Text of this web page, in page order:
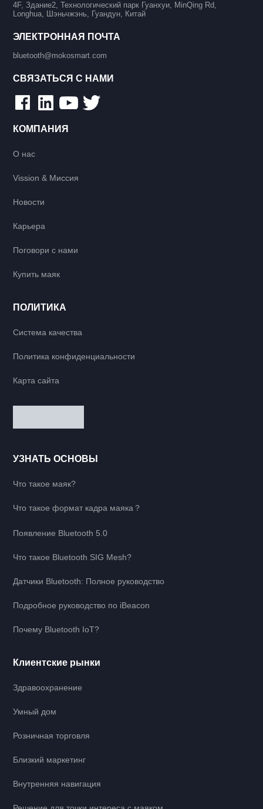
4F, Здание2, Технологический парк Гуанхуи, MinQing Rd,
Longhua, Шэньчжэнь, Гуандун, Китай
ЭЛЕКТРОННАЯ ПОЧТА
bluetooth@mokosmart.com
СВЯЗАТЬСЯ С НАМИ
КОМПАНИЯ
О нас
Vission & Миссия
Новости
Карьера
Поговори с нами
Купить маяк
ПОЛИТИКА
Система качества
Политика конфиденциальности
Карта сайта
УЗНАТЬ ОСНОВЫ
Что такое маяк?
Что такое формат кадра маяка？
Появление Bluetooth 5.0
Что такое Bluetooth SIG Mesh?
Датчики Bluetooth: Полное руководство
Подробное руководство по iBeacon
Почему Bluetooth IoT?
Клиентские рынки
Здравоохранение
Умный дом
Розничная торговля
Близкий маркетинг
Внутренняя навигация